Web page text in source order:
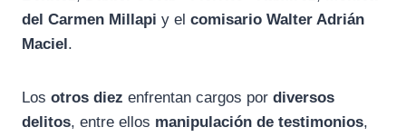
del Carmen Millapi y el comisario Walter Adrián
Maciel.
Los otros diez enfrentan cargos por diversos
delitos, entre ellos manipulación de testimonios,